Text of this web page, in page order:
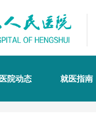
医院动态 就医指南